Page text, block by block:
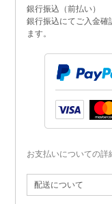
銀行振込（前払い）
銀行振込にてご入金確
ます。
お支払いについての詳
配送について